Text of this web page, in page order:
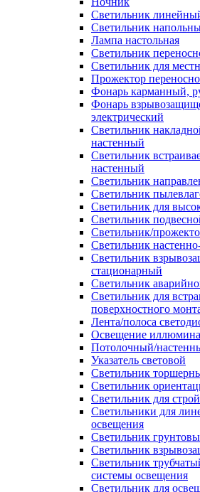
Светильник
Светильник
Лампа настольная
Светильник
Светильник для
Прожектор
Фонарь карманный,
Фонарь
электрический
Светильник
настенный
Светильник
настенный
Светильник
Светильник
Светильник для
Светильник
Светильник/
Светильник
Светильник
стационарный
Светильник
Светильник для
поверхностного
Лента/полоса
Освещение
Потолочный/
Указатель световой
Светильник
Светильник
Светильник для
Светильники для
освещения
Светильник
Светильник
Светильник
системы освещения
Светильник для